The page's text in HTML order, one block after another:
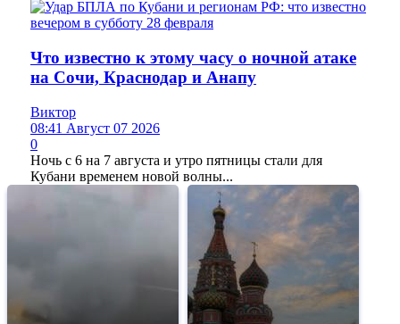
Что известно к этому часу о ночной атаке
на Сочи, Краснодар и Анапу
Виктор
08:41 Август 07 2026
0
Ночь с 6 на 7 августа и утро пятницы стали для
Кубани временем новой волны...